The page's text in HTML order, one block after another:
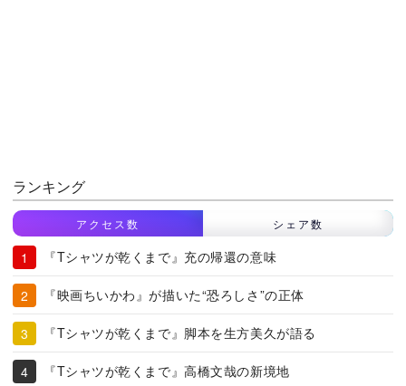
ランキング
アクセス数 シェア数
『Tシャツが乾くまで』充の帰還の意味
『映画ちいかわ』が描いた“恐ろしさ”の正体
『Tシャツが乾くまで』脚本を生方美久が語る
『Tシャツが乾くまで』高橋文哉の新境地